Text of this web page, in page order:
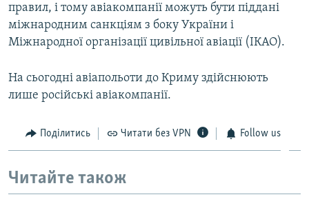
правил, і тому авіакомпанії можуть бути піддані
міжнародним санкціям з боку України і
Міжнародної організації цивільної авіації (ІКАО).
На сьогодні авіапольоти до Криму здійснюють
лише російські авіакомпанії.
Поділитись Читати без VPN Follow us
Читайте також